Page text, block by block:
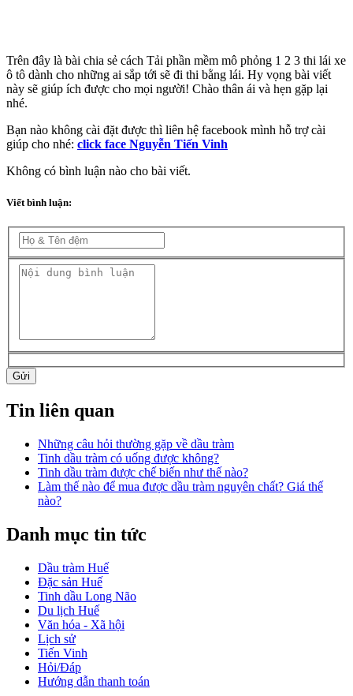
Trên đây là bài chia sẻ cách Tải phần mềm mô phỏng 1 2 3 thi lái xe
ô tô dành cho những ai sắp tới sẽ đi thi bằng lái. Hy vọng bài viết
này sẽ giúp ích được cho mọi người! Chào thân ái và hẹn gặp lại
nhé.
Bạn nào không cài đặt được thì liên hệ facebook mình hỗ trợ cài
giúp cho nhé: click face Nguyễn Tiến Vinh
Không có bình luận nào cho bài viết.
Viết bình luận:
Gửi
Tin liên quan
Những câu hỏi thường gặp về dầu tràm
Tinh dầu tràm có uống được không?
Tinh dầu tràm được chế biến như thế nào?
Làm thế nào để mua được dầu tràm nguyên chất? Giá thế
nào?
Danh mục tin tức
Dầu tràm Huế
Đặc sản Huế
Tinh dầu Long Não
Du lịch Huế
Văn hóa - Xã hội
Lịch sử
Tiến Vinh
Hỏi/Đáp
Hướng dẫn thanh toán